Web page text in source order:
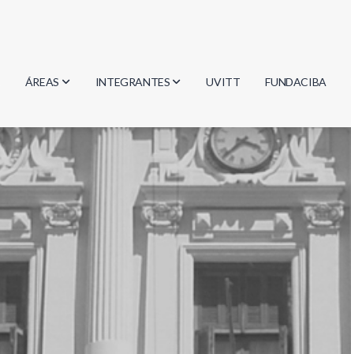
ÁREAS
Biología
Física
Geociencias
Informática
Matemática
INTEGRANTES
Investigadores
Estudiantes
Egresados
UVITT FUNDACIBA